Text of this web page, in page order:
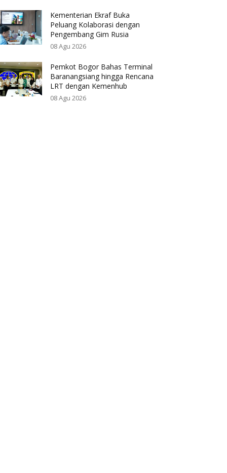
Kementerian Ekraf Buka
Peluang Kolaborasi dengan
Pengembang Gim Rusia
08 Agu 2026
Pemkot Bogor Bahas Terminal
Baranangsiang hingga Rencana
LRT dengan Kemenhub
08 Agu 2026